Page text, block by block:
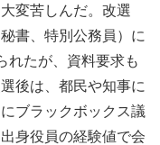
変苦しんだ。改選
書、特別公務員）に
れたが、資料要求も
後は、都民や知事に
ブラックボックス議
身役員の経験値で会